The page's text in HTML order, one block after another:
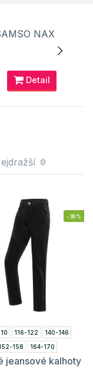
NAX
Detail
-38%
116-122
140-146
158
164-170
jeansové kalhoty